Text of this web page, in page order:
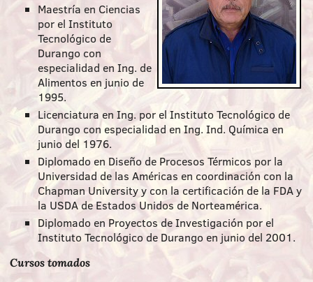
Maestría en Ciencias
por el Instituto
Tecnológico de
Durango con
especialidad en Ing. de
Alimentos en junio de
1995.
Licenciatura en Ing. por el Instituto Tecnológico de
Durango con especialidad en Ing. Ind. Química en
junio del 1976.
Diplomado en Diseño de Procesos Térmicos por la
Universidad de las Américas en coordinación con la
Chapman University y con la certificación de la FDA y
la USDA de Estados Unidos de Norteamérica.
Diplomado en Proyectos de Investigación por el
Instituto Tecnológico de Durango en junio del 2001.
Cursos tomados